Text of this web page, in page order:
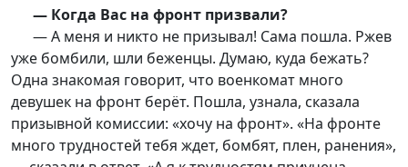
— Когда Вас на фронт призвали?
— А меня и никто не призывал! Сама пошла. Ржев
уже бомбили, шли беженцы. Думаю, куда бежать?
Одна знакомая говорит, что военкомат много
девушек на фронт берёт. Пошла, узнала, сказала
призывной комиссии: «хочу на фронт». «На фронте
много трудностей тебя ждет, бомбят, плен, ранения»,